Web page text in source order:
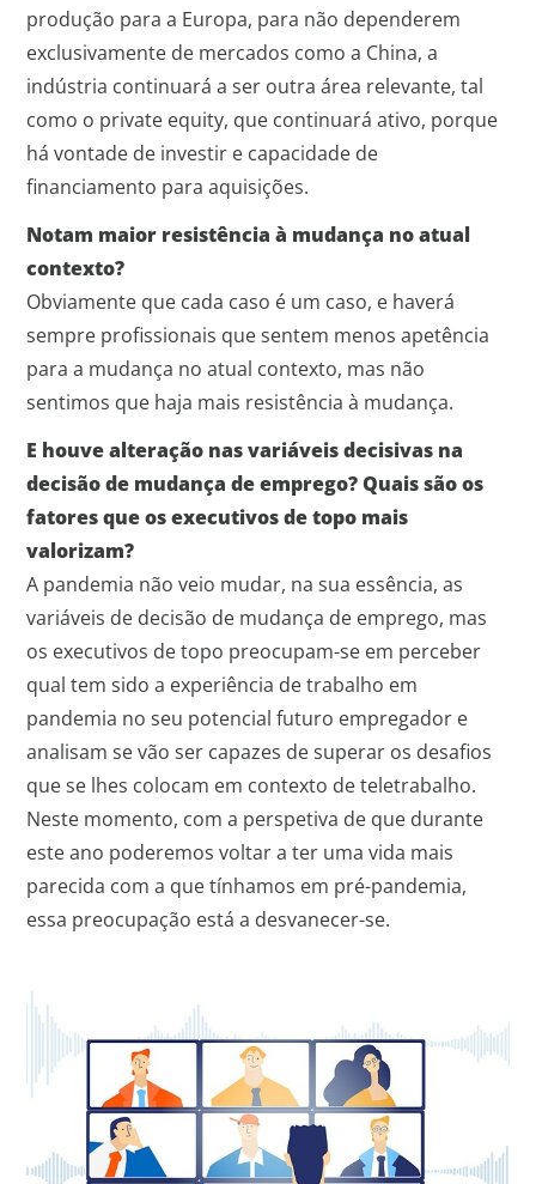
produção para a Europa, para não dependerem
exclusivamente de mercados como a China, a
indústria continuará a ser outra área relevante, tal
como o private equity, que continuará ativo, porque
há vontade de investir e capacidade de
financiamento para aquisições.
Notam maior resistência à mudança no atual
contexto?
Obviamente que cada caso é um caso, e haverá
sempre profissionais que sentem menos apetência
para a mudança no atual contexto, mas não
sentimos que haja mais resistência à mudança.
E houve alteração nas variáveis decisivas na
decisão de mudança de emprego? Quais são os
fatores que os executivos de topo mais
valorizam?
A pandemia não veio mudar, na sua essência, as
variáveis de decisão de mudança de emprego, mas
os executivos de topo preocupam-se em perceber
qual tem sido a experiência de trabalho em
pandemia no seu potencial futuro empregador e
analisam se vão ser capazes de superar os desafios
que se lhes colocam em contexto de teletrabalho.
Neste momento, com a perspetiva de que durante
este ano poderemos voltar a ter uma vida mais
parecida com a que tínhamos em pré-pandemia,
essa preocupação está a desvanecer-se.